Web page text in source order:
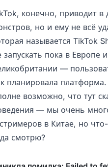
конечно, приводит
но и ему не всё
называется TikTok
запускать пока в Европе
—
планировала платформа.
возможно, что тут
— мы очень
в Китае, но
смотрю?